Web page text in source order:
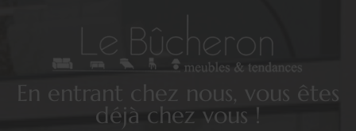
En entrant chez nous, vous êtes
déjà chez vous !